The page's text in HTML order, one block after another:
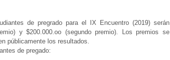
de pregrado para el IX Encuentro (2019) serán
y $200.000.oo (segundo premio). Los premios se
públicamente los resultados.
de pregado: